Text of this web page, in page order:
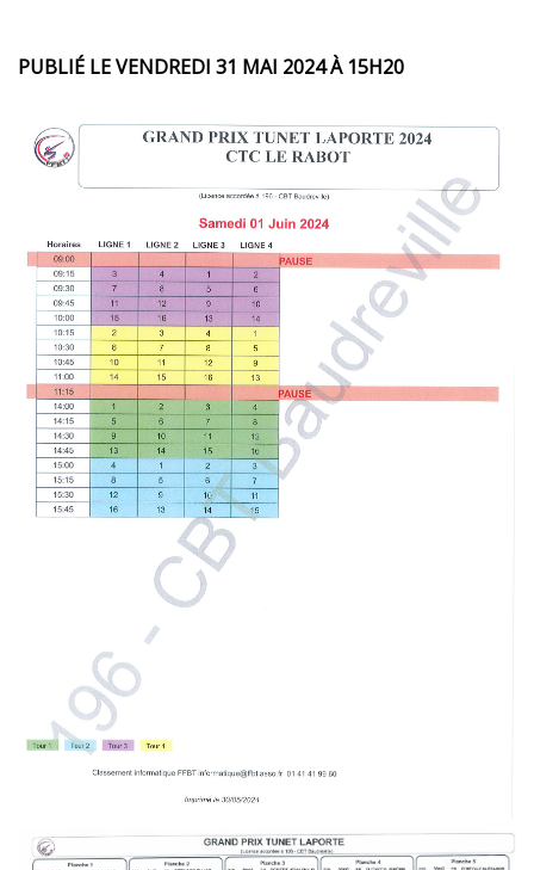
PUBLIÉ LE VENDREDI 31 MAI 2024 À 15H20